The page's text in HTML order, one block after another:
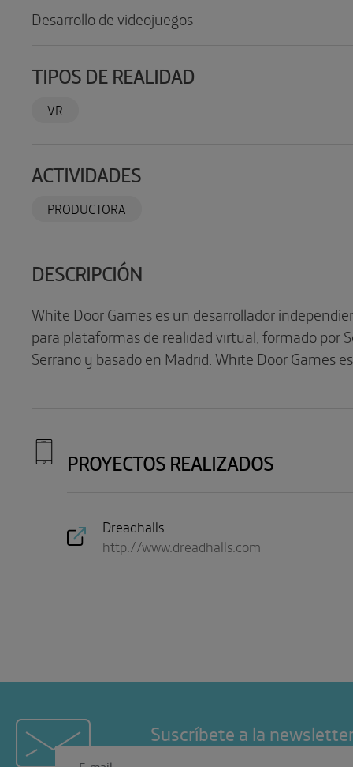
Desarrollo de videojuegos
TIPOS DE REALIDAD
VR
ACTIVIDADES
PRODUCTORA
DESCRIPCIÓN
White Door Games es un desarrollador
para plataformas de realidad virtual, formado por
Serrano y basado en Madrid. White Door Games
PROYECTOS REALIZADOS
Dreadhalls
http://www.dreadhalls.com
Suscríbete a la